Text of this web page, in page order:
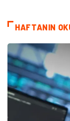
HAFTANIN